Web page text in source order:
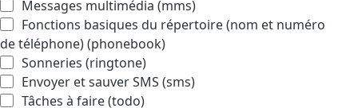
Messages multimédia (mms)
Fonctions basiques du répertoire (nom et numéro
de téléphone) (phonebook)
Sonneries (ringtone)
Envoyer et sauver SMS (sms)
Tâches à faire (todo)